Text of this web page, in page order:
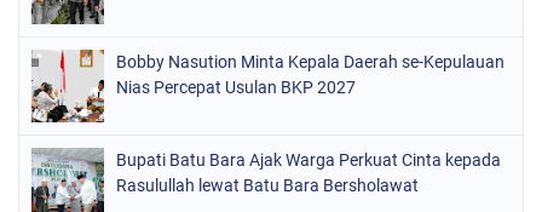
Bobby Nasution Minta Kepala Daerah se-Kepulauan
Nias Percepat Usulan BKP 2027
Bupati Batu Bara Ajak Warga Perkuat Cinta kepada
Rasulullah lewat Batu Bara Bersholawat